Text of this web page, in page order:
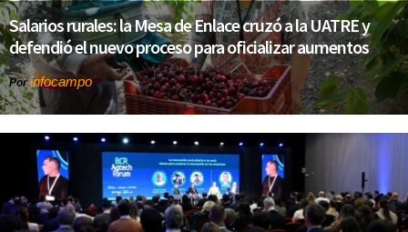
Salarios rurales: la Mesa de Enlace cruzó a la UATRE y
defendió el nuevo proceso para oficializar aumentos
Porinfocampo